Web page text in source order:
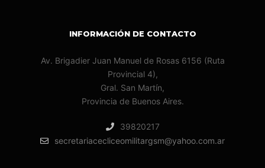
INFORMACIÓN DE CONTACTO
Av. Brigadier Juan Manuel de Rosas 6156 (Ruta
Provincial 4),
Gral. San Martín,
Provincia de Buenos Aires.
39820217
secretariacecliceomilitargsm@yahoo.com.ar